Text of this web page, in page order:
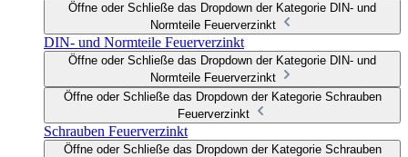
Öffne oder Schließe das Dropdown der Kategorie DIN- und
Normteile Feuerverzinkt
DIN- und Normteile Feuerverzinkt
Öffne oder Schließe das Dropdown der Kategorie DIN- und
Normteile Feuerverzinkt
Öffne oder Schließe das Dropdown der Kategorie Schrauben
Feuerverzinkt
Schrauben Feuerverzinkt
Öffne oder Schließe das Dropdown der Kategorie Schrauben